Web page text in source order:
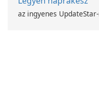
az ingyenes